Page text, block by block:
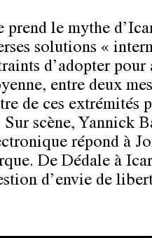
prend le mythe
solutions «
d’adopter
entre deux
de ces extrémités
Sur scène, Yannick
répond à
De Dédale à
d’envie de